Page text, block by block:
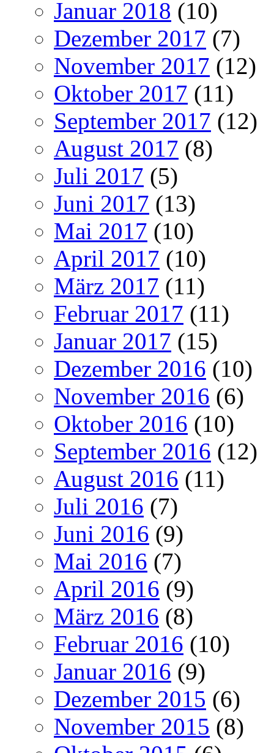
Januar 2018 (10)
Dezember 2017 (7)
November 2017 (12)
Oktober 2017 (11)
September 2017 (12)
August 2017 (8)
Juli 2017 (5)
Juni 2017 (13)
Mai 2017 (10)
April 2017 (10)
März 2017 (11)
Februar 2017 (11)
Januar 2017 (15)
Dezember 2016 (10)
November 2016 (6)
Oktober 2016 (10)
September 2016 (12)
August 2016 (11)
Juli 2016 (7)
Juni 2016 (9)
Mai 2016 (7)
April 2016 (9)
März 2016 (8)
Februar 2016 (10)
Januar 2016 (9)
Dezember 2015 (6)
November 2015 (8)